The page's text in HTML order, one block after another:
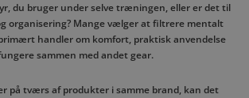
du bruger under selve træningen, eller er det til
organisering? Mange vælger at filtrere mentalt
handler om komfort, praktisk anvendelse
sammen med andet gear.
på tværs af produkter i samme brand, kan det